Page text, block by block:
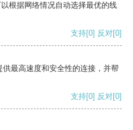
根据网络情况自动选择最优的线
支持[0] 反对[0]
最高速度和安全性的连接，并帮
支持[0] 反对[0]